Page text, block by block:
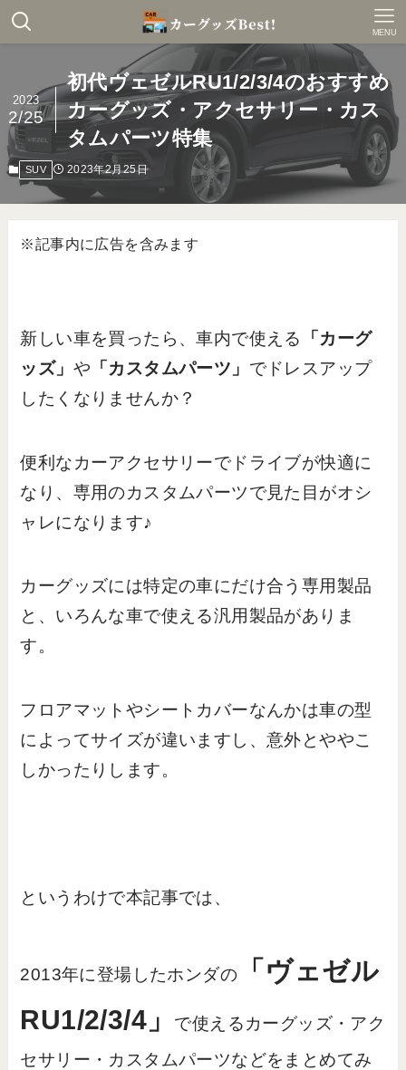
MENU
初代ヴェゼルRU1/2/3/4のおすすめ
カーグッズ・アクセサリー・カス
タムパーツ特集
2023
2/25
SUV 2023年2月25日
※記事内に広告を含みます
新しい車を買ったら、車内で使える
「カーグ
ッズ」 や 「カスタムパーツ」 でドレスアップ
したくなりませんか？
便利なカーアクセサリーでドライブが快適に
なり、専用のカスタムパーツで見た目がオシ
ャレになります♪
カーグッズには特定の車にだけ合う専用製品
と、いろんな車で使える汎用製品がありま
す。
フロアマットやシートカバーなんかは車の型
によってサイズが違いますし、意外とややこ
しかったりします。
というわけで本記事では、
2013年に登場したホンダの
「ヴェゼル
RU1/2/3/4」
で使えるカーグッズ・アク
セサリー・カスタムパーツなどをまとめてみ